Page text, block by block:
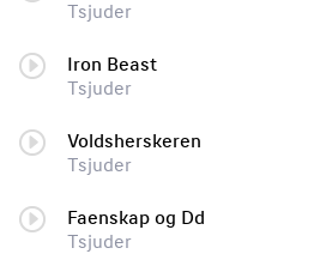
Tsjuder
Iron Beast
Tsjuder
Voldsherskeren
Tsjuder
Faenskap og Dd
Tsjuder